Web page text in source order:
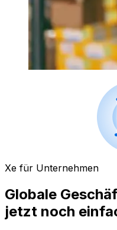
Xe für Unternehmen
Globale
jetzt noch